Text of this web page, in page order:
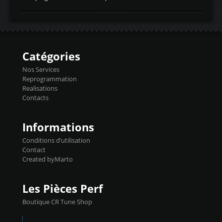
d'admissiontemp ex. pour atmo -30- 80°C
temperaturetemperature ldr moteurtemp
Injecteurs + Flashpro 1370€ TTC Le
précise et performante. Vous pourrez
basculer de la carto sans plomb à Ethanol à
l'aide du flashpro OPTION ECONOMIQUES
Reprog SP 98 sur le calculateur d'origine
450€ TTC Un gain d'environ 10cv et 15nm
Catégories
Nos Services
Reprogrammation
Realisations
Contacts
Informations
Conditions d’utilisation
Contact
Created byMarto
Les Pièces Perf
Boutique CR Tune Shop